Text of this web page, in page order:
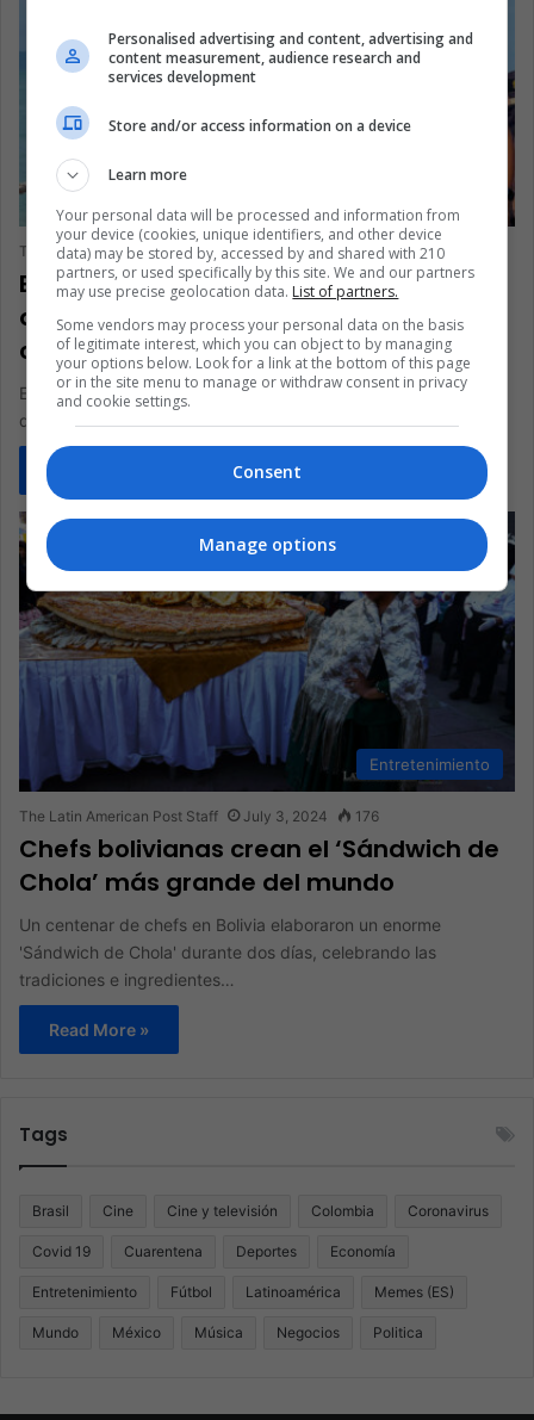
The Latin American Post Staff September 4, 2024 223
El oscuro declive del chef de YouTube
que asesinó y descuartizó a un cirujano
colombiano
En una trágica historia de amor que salió mal, el famoso chef
de YouTube Daniel Sancho Bronchalo fue sentenciado a…
Entretenimiento
The Latin American Post Staff July 3, 2024 176
Chefs bolivianas crean el ‘Sándwich de
Chola’ más grande del mundo
Un centenar de chefs en Bolivia elaboraron un enorme
'Sándwich de Chola' durante dos días, celebrando las
tradiciones e ingredientes…
Read More »
Tags
Brasil Cine Cine y televisión Colombia Coronavirus
Covid 19 Cuarentena Deportes Economía
Entretenimiento Fútbol Latinoamérica Memes (ES)
Mundo México Música Negocios Politica
Personalised advertising and content, advertising and
content measurement, audience research and
services development
Store and/or access information on a device
Learn more
Your personal data will be processed and information from
your device (cookies, unique identifiers, and other device
data) may be stored by, accessed by and shared with 210
partners, or used specifically by this site. We and our partners
may use precise geolocation data. List of partners.
Some vendors may process your personal data on the basis
of legitimate interest, which you can object to by managing
your options below. Look for a link at the bottom of this page
or in the site menu to manage or withdraw consent in privacy
and cookie settings.
Consent
Manage options